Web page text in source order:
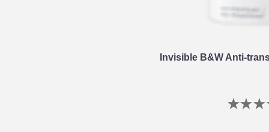
Invisible B&W Anti-